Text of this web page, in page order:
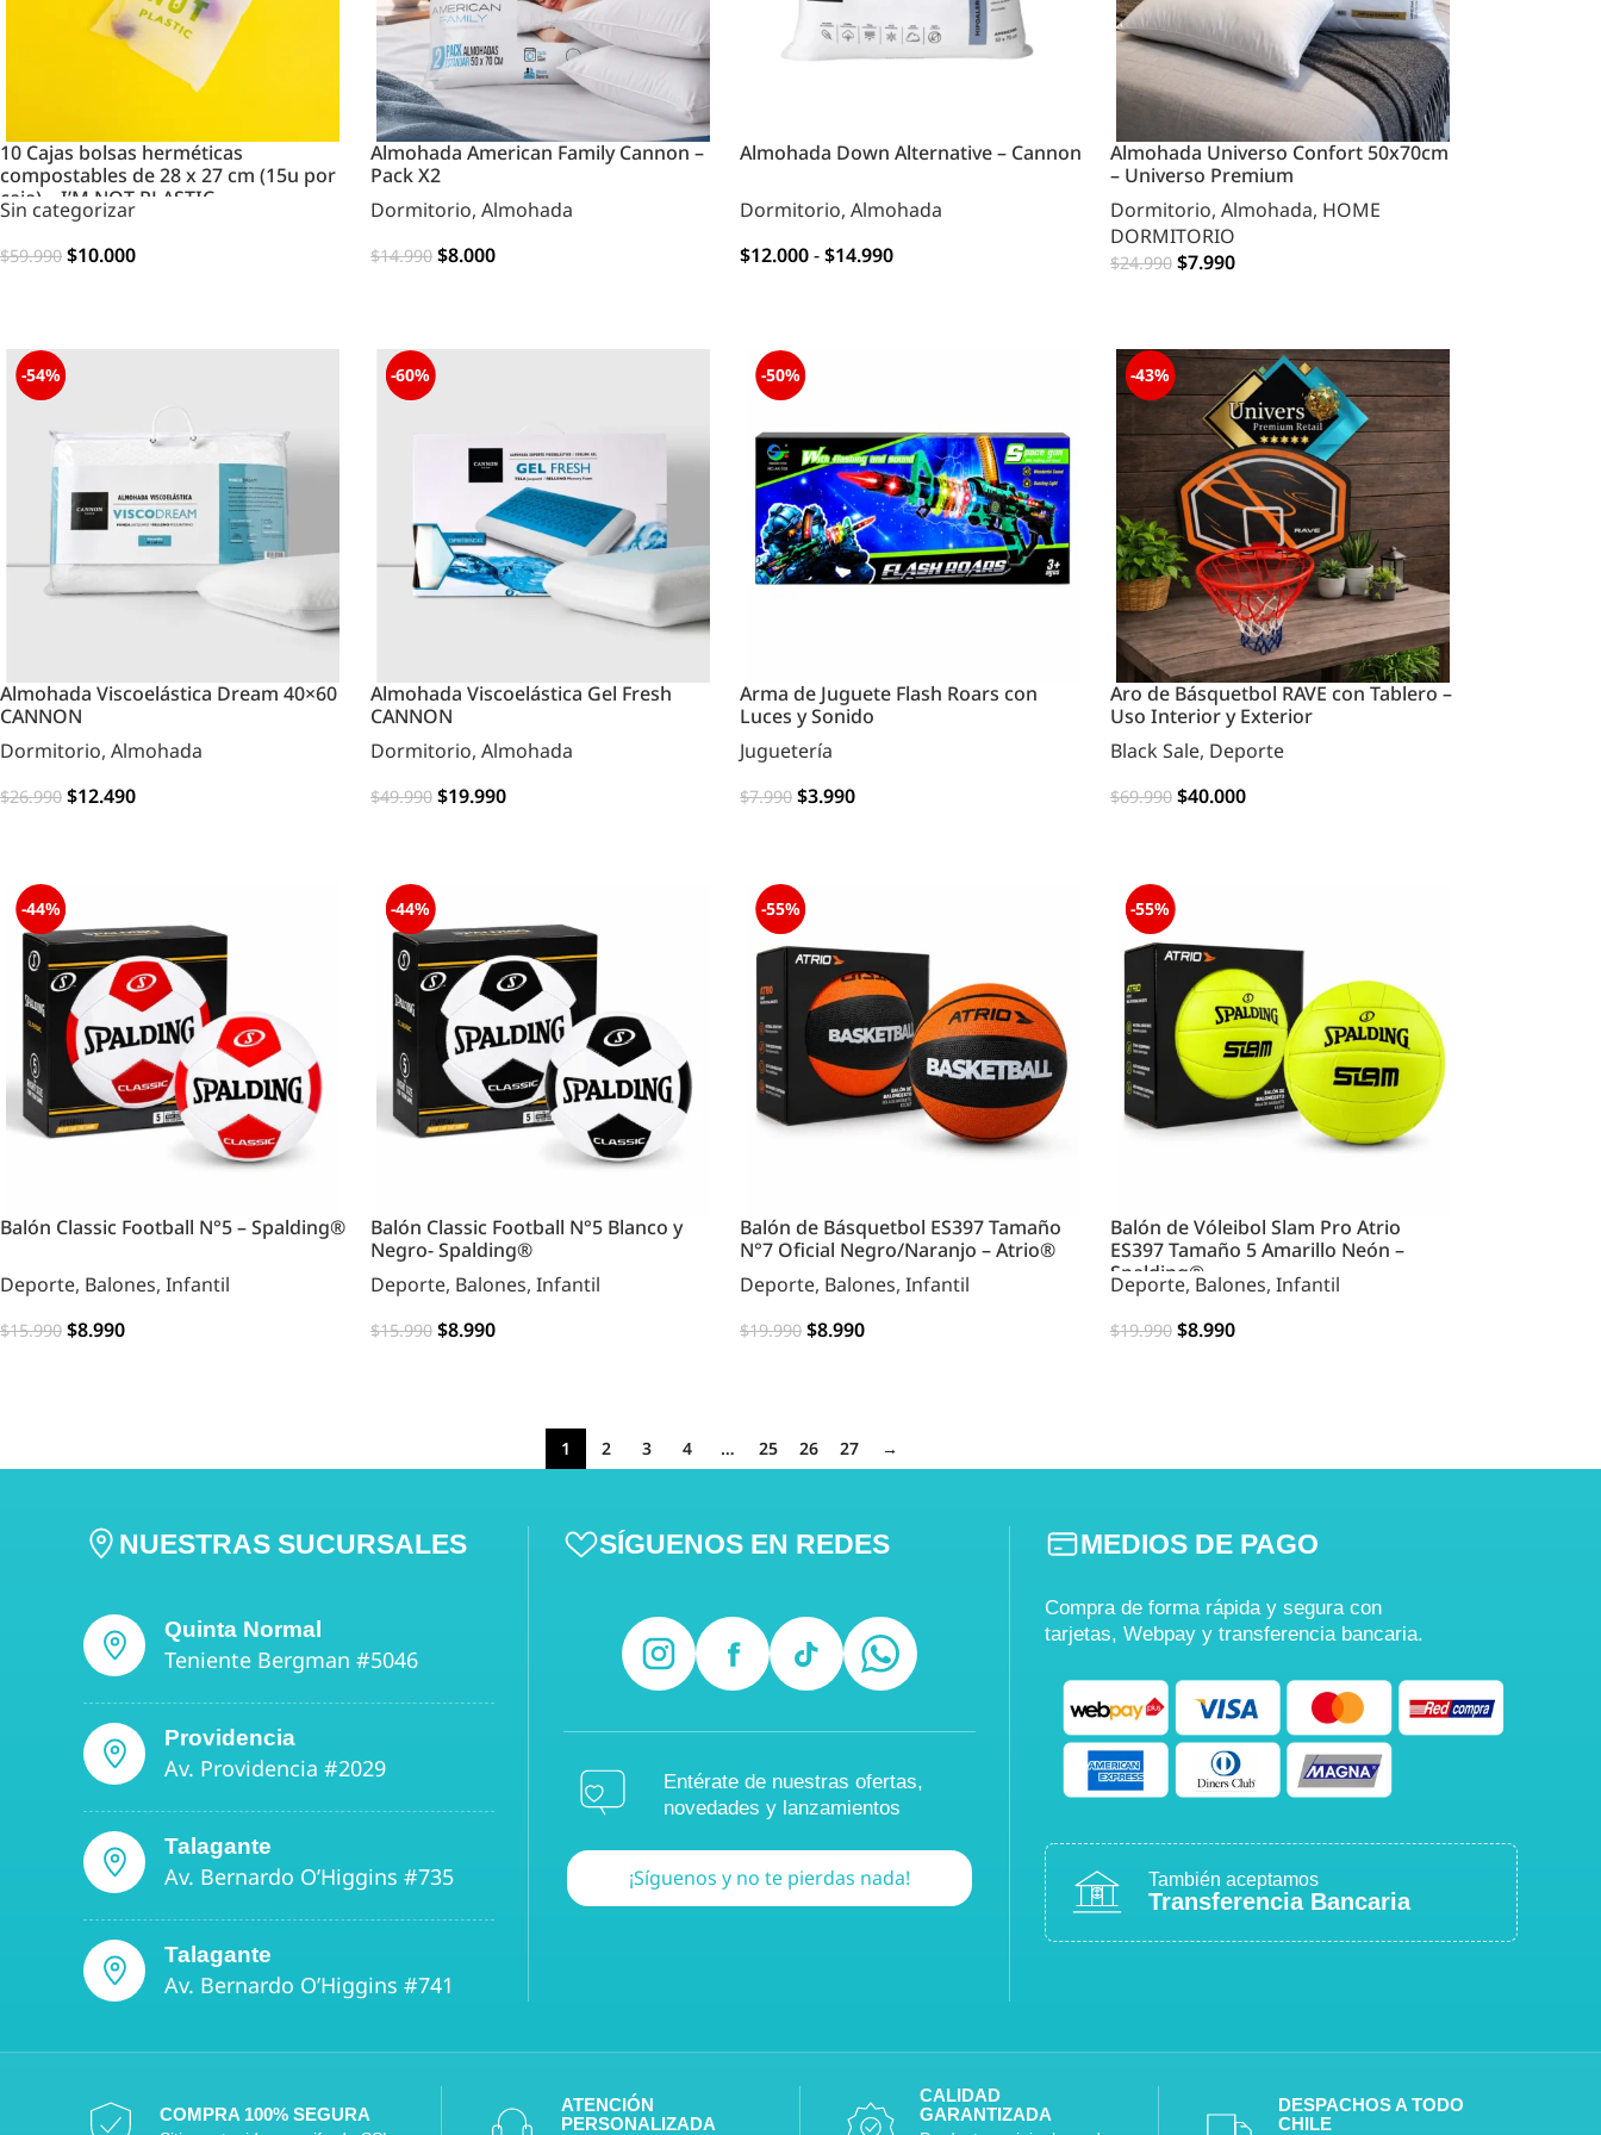
10 Cajas bolsas herméticas
compostables de 28 x 27 cm (15u por
caja) – I’M NOT PLASTIC
Sin categorizar
$59.990 $10.000
Almohada American Family Cannon –
Pack X2
Dormitorio, Almohada
$14.990 $8.000
Almohada Down Alternative – Cannon
Dormitorio, Almohada
$12.000-$14.990
Almohada Universo Confort 50x70cm
– Universo Premium
Dormitorio, Almohada, HOME
DORMITORIO
$24.990 $7.990
-54%
Almohada Viscoelástica Dream 40×60
CANNON
Dormitorio, Almohada
$26.990 $12.490
-60%
Almohada Viscoelástica Gel Fresh
CANNON
Dormitorio, Almohada
$49.990 $19.990
-50%
Arma de Juguete Flash Roars con
Luces y Sonido
Juguetería
$7.990 $3.990
-43%
Aro de Básquetbol RAVE con Tablero –
Uso Interior y Exterior
Black Sale, Deporte
$69.990 $40.000
-44%
Balón Classic Football N°5 – Spalding®
Deporte, Balones, Infantil
$15.990 $8.990
-44%
Balón Classic Football N°5 Blanco y
Negro- Spalding®
Deporte, Balones, Infantil
$15.990 $8.990
-55%
Balón de Básquetbol ES397 Tamaño
N°7 Oficial Negro/Naranjo – Atrio®
Deporte, Balones, Infantil
$19.990 $8.990
-55%
Balón de Vóleibol Slam Pro Atrio
ES397 Tamaño 5 Amarillo Neón –
Spalding®
Deporte, Balones, Infantil
$19.990 $8.990
1 2 3 4 … 25 26 27 →
NUESTRAS SUCURSALES
Quinta Normal
Teniente Bergman #5046
Providencia
Av. Providencia #2029
Talagante
Av. Bernardo O’Higgins #735
Talagante
Av. Bernardo O’Higgins #741
SÍGUENOS EN REDES
Entérate de nuestras ofertas,
novedades y lanzamientos
¡Síguenos y no te pierdas nada!
MEDIOS DE PAGO
Compra de forma rápida y segura con
tarjetas, Webpay y transferencia bancaria.
También aceptamos
Transferencia Bancaria
COMPRA 100% SEGURA
ATENCIÓN
PERSONALIZADA
CALIDAD
GARANTIZADA
DESPACHOS A TODO
CHILE